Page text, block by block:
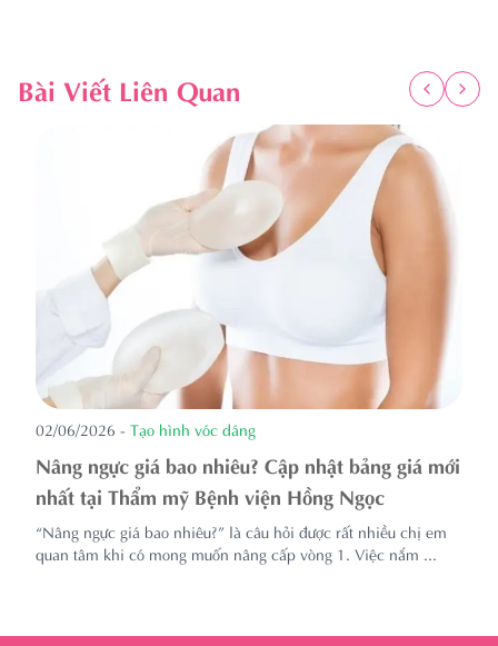
Bài Viết Liên Quan
02/06/2026 - Tạo hình vóc dáng
Nâng ngực giá bao nhiêu? Cập nhật bảng giá mới
nhất tại Thẩm mỹ Bệnh viện Hồng Ngọc
“Nâng ngực giá bao nhiêu?” là câu hỏi được rất nhiều chị em
quan tâm khi có mong muốn nâng cấp vòng 1. Việc nắm ...